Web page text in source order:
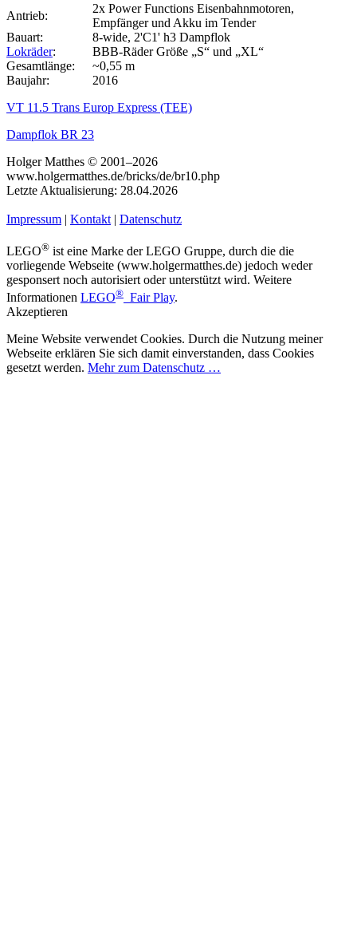
Antrieb:
2x Power Functions Eisenbahnmotoren,
Empfänger und Akku im Tender
Bauart:
8-wide, 2'C1' h3 Dampflok
Lokräder:
BBB-Räder Größe „S“ und „XL“
Gesamtlänge:
~0,55 m
Baujahr:
2016
VT 11.5 Trans Europ Express (TEE)
Dampflok BR 23
Holger Matthes © 2001–2026
www.holgermatthes.de/bricks/de/br10.php
Letzte Aktualisierung: 28.04.2026
Impressum | Kontakt | Datenschutz
LEGO® ist eine Marke der LEGO Gruppe, durch die die
vorliegende Webseite (www.holgermatthes.de) jedoch weder
gesponsert noch autorisiert oder unterstützt wird. Weitere
Informationen LEGO® Fair Play.
Akzeptieren
Meine Website verwendet Cookies. Durch die Nutzung meiner
Webseite erklären Sie sich damit einverstanden, dass Cookies
gesetzt werden. Mehr zum Datenschutz …